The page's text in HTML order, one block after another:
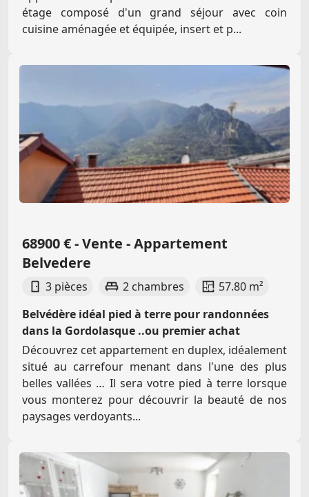
étage composé d'un grand séjour avec coin
cuisine aménagée et équipée, insert et p...
68900 € - Vente - Appartement
Belvedere
3 pièces 2 chambres
57.80 m²
Belvédère idéal pied à terre pour randonnées
dans la Gordolasque ..ou premier achat
Découvrez cet appartement en duplex, idéalement
situé au carrefour menant dans l'une des plus
belles vallées … Il sera votre pied à terre lorsque
vous monterez pour découvrir la beauté de nos
paysages verdoyants...